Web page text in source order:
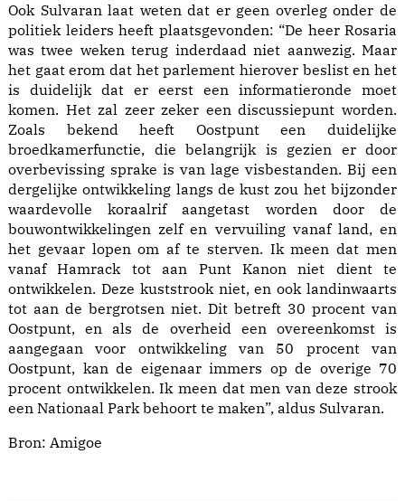
Ook Sulvaran laat weten dat er geen overleg onder de
politiek leiders heeft plaatsgevonden: “De heer Rosaria
was twee weken terug inderdaad niet aanwezig. Maar
het gaat erom dat het parlement hierover beslist en het
is duidelijk dat er eerst een informatieronde moet
komen. Het zal zeer zeker een discussiepunt worden.
Zoals bekend heeft Oostpunt een duidelijke
broedkamerfunctie, die belangrijk is gezien er door
overbevissing sprake is van lage visbestanden. Bij een
dergelijke ontwikkeling langs de kust zou het bijzonder
waardevolle koraalrif aangetast worden door de
bouwontwikkelingen zelf en vervuiling vanaf land, en
het gevaar lopen om af te sterven. Ik meen dat men
vanaf Hamrack tot aan Punt Kanon niet dient te
ontwikkelen. Deze kuststrook niet, en ook landinwaarts
tot aan de bergrotsen niet. Dit betreft 30 procent van
Oostpunt, en als de overheid een overeenkomst is
aangegaan voor ontwikkeling van 50 procent van
Oostpunt, kan de eigenaar immers op de overige 70
procent ontwikkelen. Ik meen dat men van deze strook
een Nationaal Park behoort te maken”, aldus Sulvaran.
Bron: Amigoe